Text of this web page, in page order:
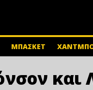
ΜΠΑΣΚΕΤ